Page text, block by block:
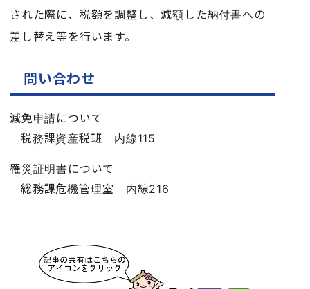
された際に、税額を調整し、減額した納付書への
差し替え等を行います。
問い合わせ
減免申請について
税務課資産税班 内線115
罹災証明書について
総務課危機管理室 内線216